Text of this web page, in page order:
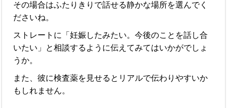
その場合はふたりきりで話せる静かな場所を選んでく
ださいね。
ストレートに「妊娠したみたい。今後のことを話し合
いたい」と相談するように伝えてみてはいかがでしょ
うか。
また、彼に検査薬を見せるとリアルで伝わりやすいか
もしれません。